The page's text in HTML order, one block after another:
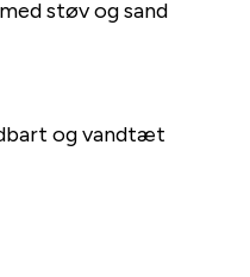
støv og sand
og vandtæt